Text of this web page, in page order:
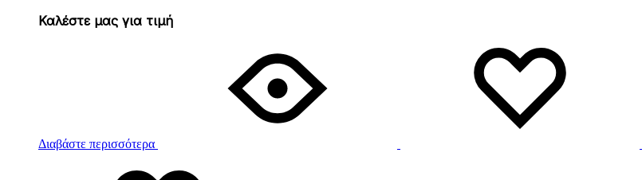
Καλέστε μας για τιμή
Διαβάστε περισσότερα